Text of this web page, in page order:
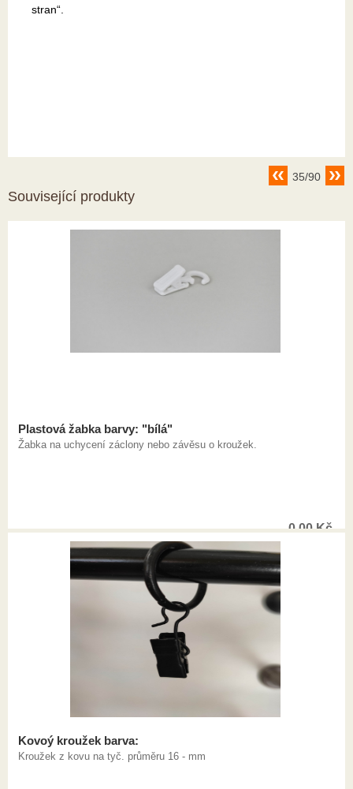
stran“.
35/90
Související produkty
Plastová žabka barvy: "bílá"
Žabka na uchycení záclony nebo závěsu o kroužek.
0,00Kč
Kovoý kroužek barva:
Kroužek z kovu na tyč. průměru 16 - mm